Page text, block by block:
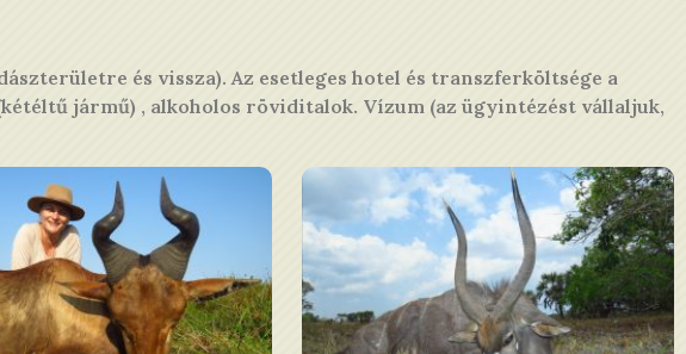
és vissza). Az esetleges hotel és transzferköltsége a
jármű) , alkoholos röviditalok. Vízum (az ügyintézést vállaljuk,